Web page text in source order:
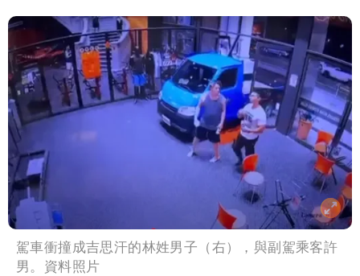
駕車衝撞成吉思汗的林姓男子（右），與副駕乘客許
男。資料照片